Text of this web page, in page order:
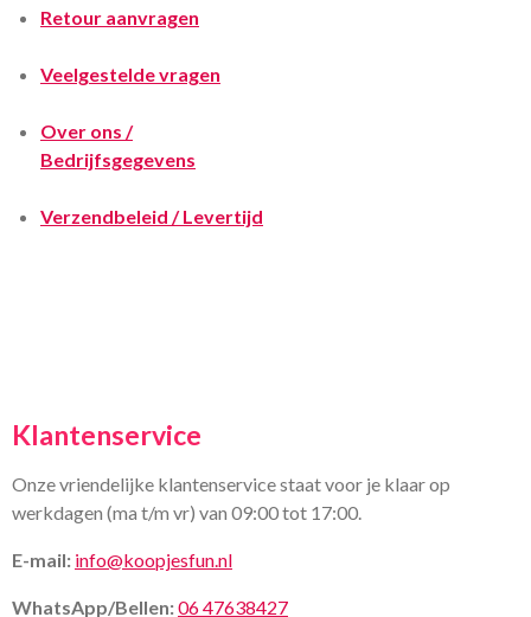
Retour aanvragen
Veelgestelde vragen
Over ons /
Bedrijfsgegevens
Verzendbeleid / Levertijd
Klantenservice
Onze vriendelijke klantenservice staat voor je klaar op
werkdagen (ma t/m vr) van 09:00 tot 17:00.
E-mail: info@koopjesfun.nl
WhatsApp/Bellen:06 47638427